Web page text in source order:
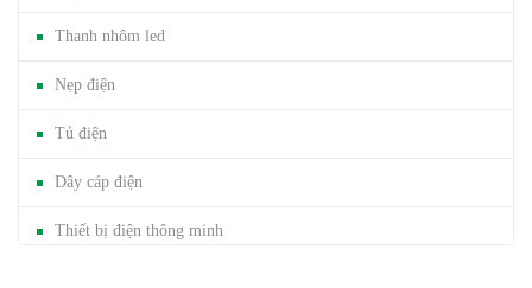
Thanh nhôm led
Nẹp điện
Tủ điện
Dây cáp điện
Thiết bị điện thông minh